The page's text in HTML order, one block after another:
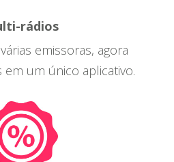
rádios
emissoras, agora
um único aplicativo.